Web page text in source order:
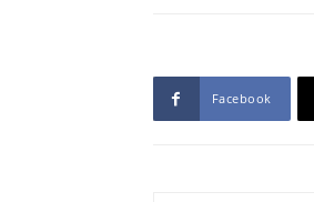
Facebook